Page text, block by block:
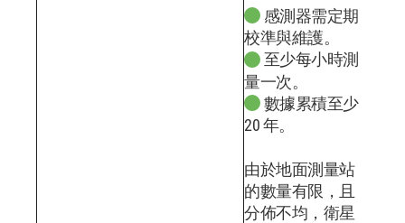
感測器需定期
校準與維護。
至少每小時測
量一次。
數據累積至少
20 年。
由於地面測量站
的數量有限，且
分佈不均，衛星